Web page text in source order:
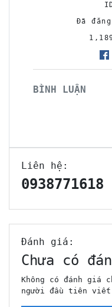
Đã
BÌNH LUẬN
Liên hệ:
0938771618
Đánh giá:
Chưa có
Không có đánh giá
người đầu tiên viết